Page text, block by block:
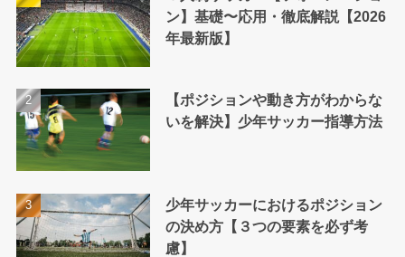
ン】基礎〜応用・徹底解説【2026
年最新版】
【ポジションや動き方がわからな
いを解決】少年サッカー指導方法
少年サッカーにおけるポジション
の決め方【３つの要素を必ず考
慮】